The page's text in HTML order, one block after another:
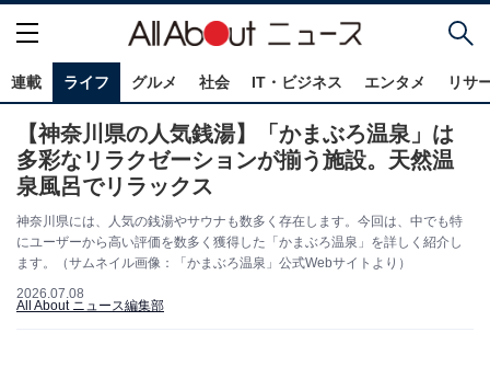
連載 ライフ グルメ 社会 IT・ビジネス エンタメ リサ
【神奈川県の人気銭湯】「かまぶろ温泉」は
多彩なリラクゼーションが揃う施設。天然温
泉風呂でリラックス
神奈川県には、人気の銭湯やサウナも数多く存在します。今回は、中でも特
にユーザーから高い評価を数多く獲得した「かまぶろ温泉」を詳しく紹介し
ます。（サムネイル画像：「かまぶろ温泉」公式Webサイトより）
2026.07.08
All About ニュース編集部